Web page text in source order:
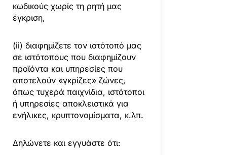
κωδικούς χωρίς τη ρητή μας
έγκριση,
(ii) διαφημίζετε τον ιστότοπό μας
σε ιστότοπους που διαφημίζουν
προϊόντα και υπηρεσίες που
αποτελούν «γκρίζες» ζώνες,
όπως τυχερά παιχνίδια, ιστότοποι
ή υπηρεσίες αποκλειστικά για
ενήλικες, κρυπτονομίσματα, κ.λπ.
Δηλώνετε και εγγυάστε ότι: